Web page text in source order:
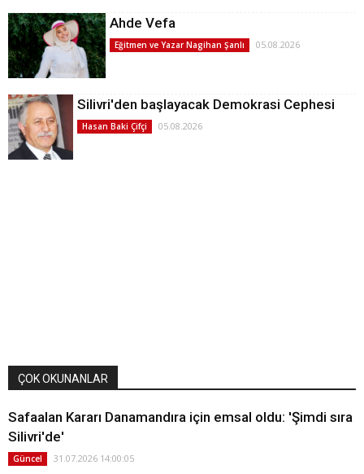
Ahde Vefa
Eğitmen ve Yazar Nagihan Şanlı 05.08.2026
Silivri'den başlayacak Demokrasi Cephesi
Hasan Baki Çifçi 05.08.2026
ÇOK OKUNANLAR
Safaalan Kararı Danamandıra için emsal oldu: 'Şimdi sıra
Silivri'de'
Güncel 31.07.2026 14:00:05